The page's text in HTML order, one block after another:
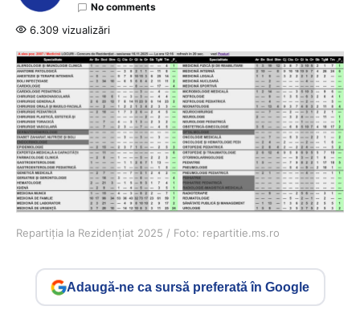
No comments
6.309 vizualizări
Repartiția la Rezidențiat 2025 / Foto: repartitie.ms.ro
Adaugă-ne ca sursă preferată în Google